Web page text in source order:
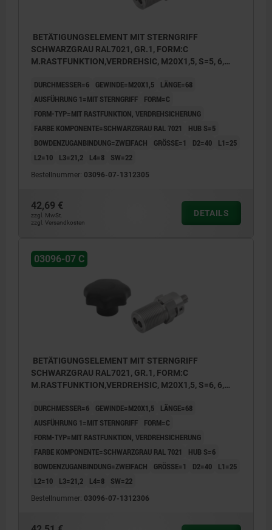
BETÄTIGUNGSELEMENT MIT STERNGRIFF
SCHWARZGRAU RAL7021, GR.1, FORM:C
M.RASTFUNKTION,VERDREHSIC, M20X1,5, S=5, 6,
DURCHMESSER=6 GEWINDE=M20X1,5
LÄNGE=68
AUSFÜHRUNG 1=MIT STERNGRIFF
FORM=C
FORM-TYP=MIT RASTFUNKTION, VERDREHSICHERUNG
FARBE KOMPONENTE=SCHWARZGRAU RAL 7021
HUB S=5
BOWDENZUGANBINDUNG=ZWEIFACH
GRÖSSE=1 D2=40
L1=25
L2=10
L3=21,2 L4=8 SW=22
Bestellnummer: 03096-07-1312305
42,69 €
zzgl. MwSt.
zzgl. Versandkosten
DETAILS
03096-07 C
BETÄTIGUNGSELEMENT MIT STERNGRIFF
SCHWARZGRAU RAL7021, GR.1, FORM:C
M.RASTFUNKTION,VERDREHSIC, M20X1,5, S=6, 6,
DURCHMESSER=6 GEWINDE=M20X1,5
LÄNGE=68
AUSFÜHRUNG 1=MIT STERNGRIFF
FORM=C
FORM-TYP=MIT RASTFUNKTION, VERDREHSICHERUNG
FARBE KOMPONENTE=SCHWARZGRAU RAL 7021
HUB S=6
BOWDENZUGANBINDUNG=ZWEIFACH
GRÖSSE=1 D2=40
L1=25
L2=10
L3=21,2 L4=8 SW=22
Bestellnummer: 03096-07-1312306